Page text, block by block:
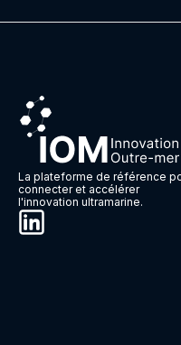
La plateforme de référence
connecter et accélérer
l'innovation ultramarine.